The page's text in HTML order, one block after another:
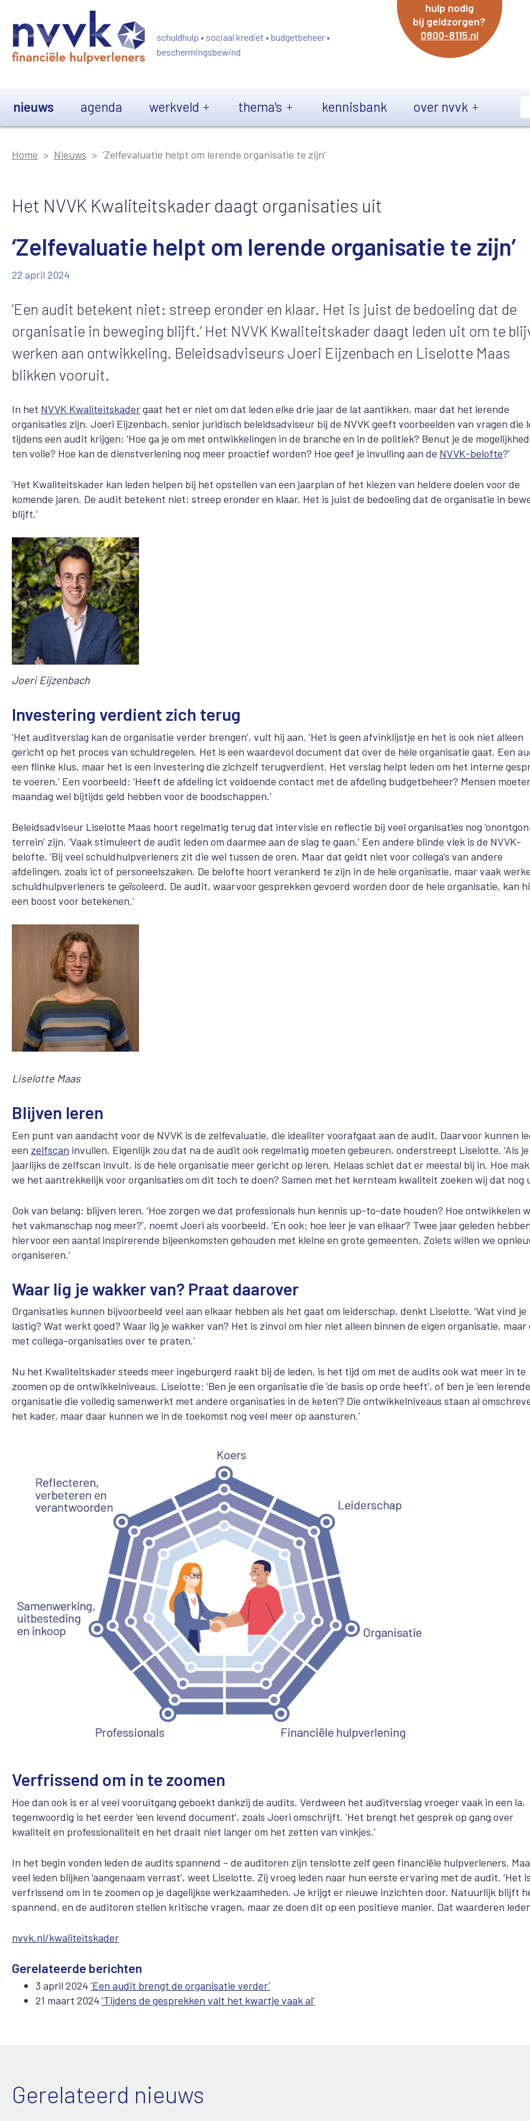
schuldhulp • sociaal krediet • budgetbeheer •
beschermingsbewind
hulp nodig
bij geldzorgen?
0800-8115.nl
nieuws agenda werkveld thema's kennisbank over nvvk
Home Nieuws ‘Zelfevaluatie helpt om lerende organisatie te zijn’
Het NVVK Kwaliteitskader daagt organisaties uit
‘Zelfevaluatie helpt om lerende organisatie te zijn’
22 april 2024
‘Een audit betekent niet: streep eronder en klaar. Het is juist de bedoeling dat de
organisatie in beweging blijft.’ Het NVVK Kwaliteitskader daagt leden uit om te
werken aan ontwikkeling. Beleidsadviseurs Joeri Eijzenbach en Liselotte Maas
blikken vooruit.
In het NVVK Kwaliteitskadergaat het er niet om dat leden elke drie jaar de lat aantikken, maar dat het lerende
organisaties zijn. Joeri Eijzenbach, senior juridisch beleidsadviseur bij de NVVK geeft voorbeelden van vragen die
tijdens een audit krijgen: ‘Hoe ga je om met ontwikkelingen in de branche en in de politiek? Benut je de
ten volle? Hoe kan de dienstverlening nog meer proactief worden? Hoe geef je invulling aan de NVVK-belofte?'
'Het Kwaliteitskader kan leden helpen bij het opstellen van een jaarplan of het kiezen van heldere doelen voor de
komende jaren. De audit betekent niet: streep eronder en klaar. Het is juist de bedoeling dat de organisatie in
blijft.’
Joeri Eijzenbach
Investering verdient zich terug
‘Het auditverslag kan de organisatie verder brengen’, vult hij aan. ‘Het is geen afvinklijstje en het is ook niet alleen
gericht op het proces van schuldregelen. Het is een waardevol document dat over de héle organisatie gaat. Een
een flinke klus, maar het is een investering die zichzelf terugverdient. Het verslag helpt leden om het interne
te voeren.’ Een voorbeeld: ‘Heeft de afdeling ict voldoende contact met de afdeling budgetbeheer? Mensen
maandag wel bijtijds geld hebben voor de boodschappen.’
Beleidsadviseur Liselotte Maas hoort regelmatig terug dat intervisie en reflectie bij veel organisaties nog
terrein’ zijn. ‘Vaak stimuleert de audit leden om daarmee aan de slag te gaan.’ Een andere blinde vlek is de NVVK-
belofte. ‘Bij veel schuldhulpverleners zit die wel tussen de oren. Maar dat geldt niet voor collega’s van andere
afdelingen, zoals ict of personeelszaken. De belofte hoort verankerd te zijn in de hele organisatie, maar vaak
schuldhulpverleners te geïsoleerd. De audit, waarvoor gesprekken gevoerd worden door de hele organisatie, kan
een boost voor betekenen.’
Liselotte Maas
Blijven leren
Een punt van aandacht voor de NVVK is de zelfevaluatie, die idealiter voorafgaat aan de audit. Daarvoor kunnen
een zelfscan invullen. Eigenlijk zou dat na de audit ook regelmatig moeten gebeuren, onderstreept Liselotte. ‘Als je
jaarlijks de zelfscan invult, is de hele organisatie meer gericht op leren. Helaas schiet dat er meestal bij in. Hoe
we het aantrekkelijk voor organisaties om dit toch te doen? Samen met het kernteam kwaliteit zoeken wij dat nog
Ook van belang: blijven leren. ‘Hoe zorgen we dat professionals hun kennis up-to-date houden? Hoe ontwikkelen
het vakmanschap nog meer?’, noemt Joeri als voorbeeld. ‘En ook: hoe leer je van elkaar? Twee jaar geleden
hiervoor een aantal inspirerende bijeenkomsten gehouden met kleine en grote gemeenten. Zoiets willen we
organiseren.’
Waar lig je wakker van? Praat daarover
Organisaties kunnen bijvoorbeeld veel aan elkaar hebben als het gaat om leiderschap, denkt Liselotte. ‘Wat vind je
lastig? Wat werkt goed? Waar lig je wakker van? Het is zinvol om hier niet alleen binnen de eigen organisatie, maar
met collega-organisaties over te praten.’
Nu het Kwaliteitskader steeds meer ingeburgerd raakt bij de leden, is het tijd om met de audits ook wat meer in te
zoomen op de ontwikkelniveaus. Liselotte: ‘Ben je een organisatie die 'de basis op orde heeft', of ben je 'een lerende
organisatie die volledig samenwerkt met andere organisaties in de keten'? Die ontwikkelniveaus staan al
het kader, maar daar kunnen we in de toekomst nog veel meer op aansturen.’
Verfrissend om in te zoomen
Hoe dan ook is er al veel vooruitgang geboekt dankzij de audits. Verdween het auditverslag vroeger vaak in een la,
tegenwoordig is het eerder ‘een levend document’, zoals Joeri omschrijft. 'Het brengt het gesprek op gang over
kwaliteit en professionaliteit en het draait niet langer om het zetten van vinkjes.’
In het begin vonden leden de audits spannend – de auditoren zijn tenslotte zelf geen financiële hulpverleners.
veel leden blijken ‘aangenaam verrast’, weet Liselotte. Zij vroeg leden naar hun eerste ervaring met de audit. ‘Het is
verfrissend om in te zoomen op je dagelijkse werkzaamheden. Je krijgt er nieuwe inzichten door. Natuurlijk blijft
spannend, en de auditoren stellen kritische vragen, maar ze doen dit op een positieve manier. Dat waarderen
nvvk.nl/kwaliteitskader
Gerelateerde berichten
3 april 2024'Een audit brengt de organisatie verder'
21 maart 2024'Tijdens de gesprekken valt het kwartje vaak al'
Gerelateerd nieuws